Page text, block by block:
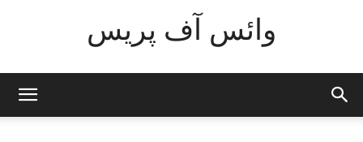
وائس آف پریس